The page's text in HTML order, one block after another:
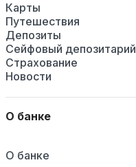
Карты
Путешествия
Депозиты
Сейфовый депозитарий
Страхование
Новости
О банке
О банке